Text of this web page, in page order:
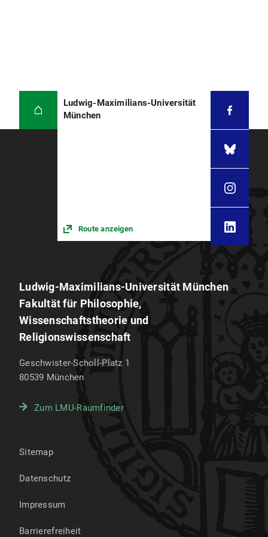
Ludwig-Maximilians-Universität
München
Route anzeigen
Ludwig-Maximilians-Universität München
Fakultät für Philosophie,
Wissenschaftstheorie und
Religionswissenschaft
Geschwister-Scholl-Platz 1
80539 München
Zum LMU-Raumfinder
Sitemap
Datenschutz
Impressum
Barrierefreiheit